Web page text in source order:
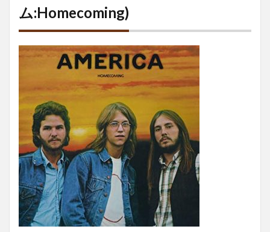
ム:Homecoming)